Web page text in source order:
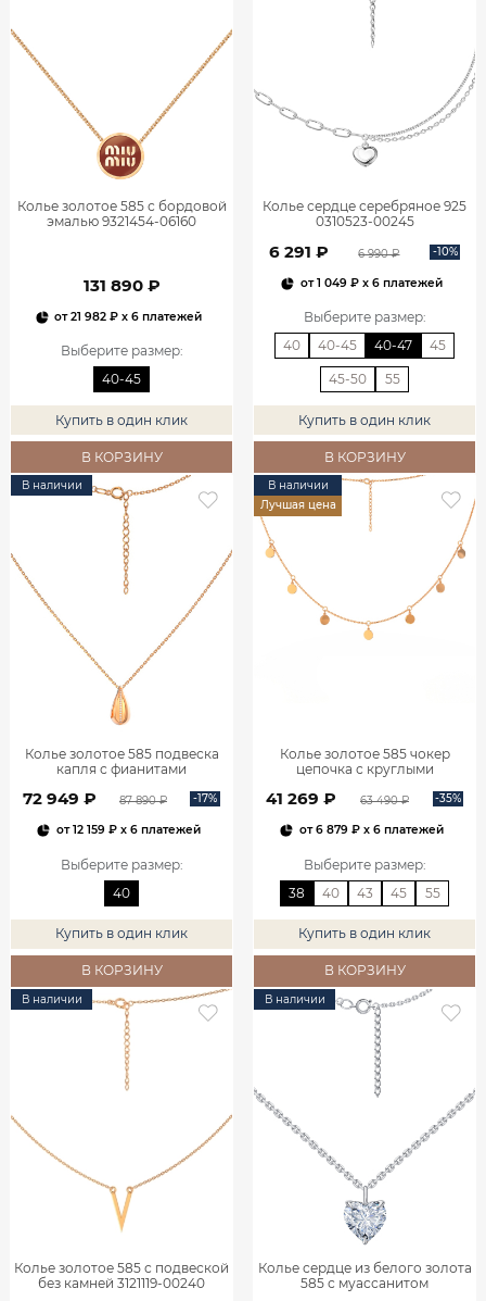
Колье золотое 585 с бордовой
эмалью 9321454-06160
131 890 ₽
от21 982 ₽ x 6 платежей
Выберите размер:
40-45
Купить в один клик
В КОРЗИНУ
Колье сердце серебряное 925
0310523-00245
6 291 ₽ 6 990 ₽ -10%
от1 049 ₽x 6 платежей
Выберите размер:
40
40-45 40-47 45
45-50 55
Купить в один клик
В КОРЗИНУ
В наличии
Колье золотое 585 подвеска
капля с фианитами
72 949 ₽ 87 890 ₽ -17%
от12 159 ₽x 6 платежей
Выберите размер:
40
Купить в один клик
В КОРЗИНУ
В наличии
Лучшая цена
Колье золотое 585 чокер
цепочка с круглыми
41 269 ₽ 63 490 ₽ -35%
от6 879 ₽x 6 платежей
Выберите размер:
38
40 43 45 55
Купить в один клик
В КОРЗИНУ
В наличии
Колье золотое 585 с подвеской
без камней 3121119-00240
В наличии
Колье сердце из белого золота
585 с муассанитом